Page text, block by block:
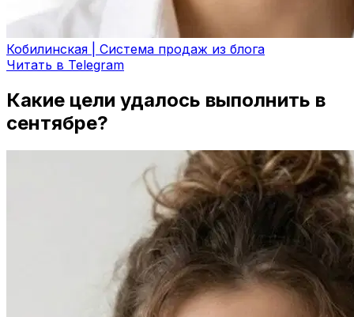
Кобилинская | Система продаж из блога
Читать в Telegram
Какие цели удалось выполнить в
сентябре?